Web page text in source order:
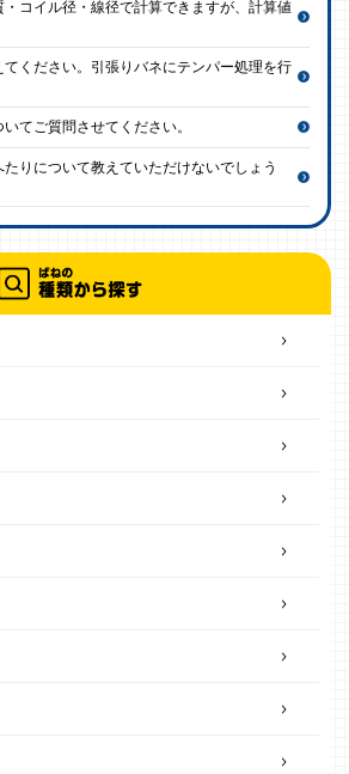
コイル径・線径で計算できますが、計算値
ください。引張りバネにテンパー処理を行
てご質問させてください。
りについて教えていただけないでしょう